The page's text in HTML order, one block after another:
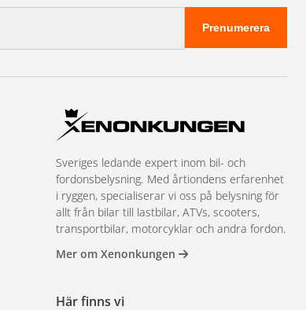
Prenumerera
Sveriges ledande expert inom bil- och
fordonsbelysning. Med årtiondens erfarenhet
i ryggen, specialiserar vi oss på belysning för
allt från bilar till lastbilar, ATVs, scooters,
transportbilar, motorcyklar och andra fordon.
Mer om Xenonkungen
Här finns vi